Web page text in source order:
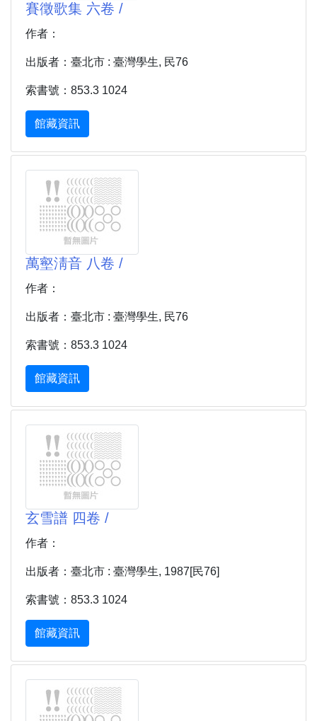
賽徵歌集 六卷 /
作者：
出版者：臺北市 : 臺灣學生, 民76
索書號：853.3 1024
館藏資訊
萬壑淸音 八卷 /
作者：
出版者：臺北市 : 臺灣學生, 民76
索書號：853.3 1024
館藏資訊
玄雪譜 四卷 /
作者：
出版者：臺北市 : 臺灣學生, 1987[民76]
索書號：853.3 1024
館藏資訊